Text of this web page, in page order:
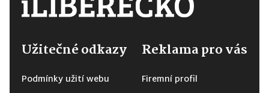
Užitečné odkazy
Podmínky užití webu
Reklama pro vás
Firemní profil